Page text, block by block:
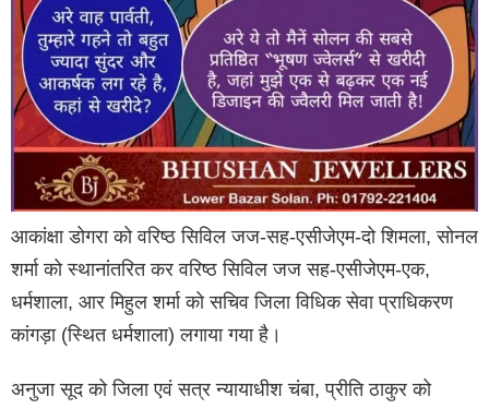
आकांक्षा डोगरा को वरिष्ठ सिविल जज-सह-एसीजेएम-दो शिमला, सोनल
शर्मा को स्थानांतरित कर वरिष्ठ सिविल जज सह-एसीजेएम-एक,
धर्मशाला, आर मिहुल शर्मा को सचिव जिला विधिक सेवा प्राधिकरण
कांगड़ा (स्थित धर्मशाला) लगाया गया है।
अनुजा सूद को जिला एवं सत्र न्यायाधीश चंबा, प्रीति ठाकुर को